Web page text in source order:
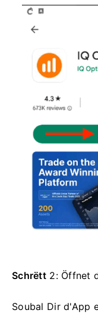
Schrëtt2: Öffnet
Soubal Dir d'App